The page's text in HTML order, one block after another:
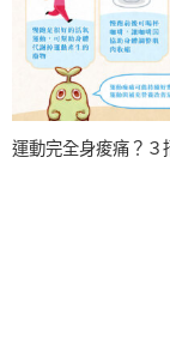
運動完全身痠痛？３